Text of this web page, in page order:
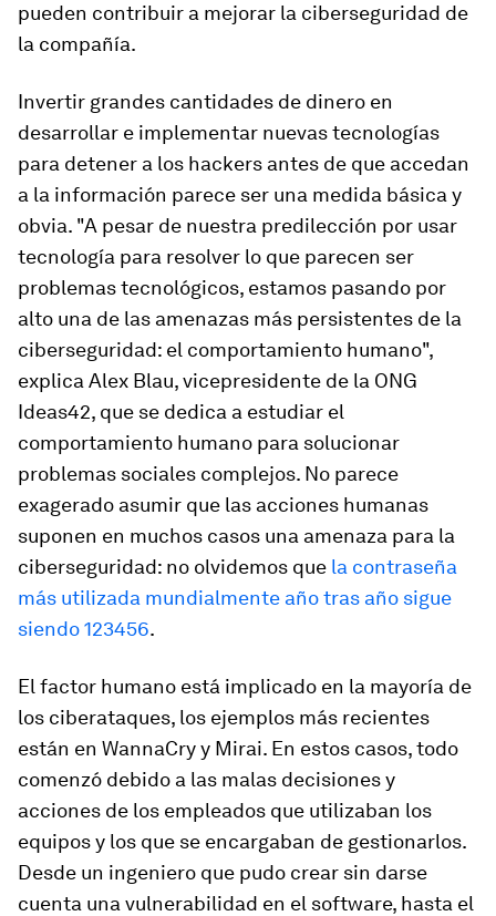
pueden contribuir a mejorar la ciberseguridad de
la compañía.
Invertir grandes cantidades de dinero en
desarrollar e implementar nuevas tecnologías
para detener a los hackers antes de que accedan
a la información parece ser una medida básica y
obvia. "A pesar de nuestra predilección por usar
tecnología para resolver lo que parecen ser
problemas tecnológicos, estamos pasando por
alto una de las amenazas más persistentes de la
ciberseguridad: el comportamiento humano",
explica Alex Blau, vicepresidente de la ONG
Ideas42, que se dedica a estudiar el
comportamiento humano para solucionar
problemas sociales complejos. No parece
exagerado asumir que las acciones humanas
suponen en muchos casos una amenaza para la
ciberseguridad: no olvidemos que la contraseña
más utilizada mundialmente año tras año sigue
siendo 123456.
El factor humano está implicado en la mayoría de
los ciberataques, los ejemplos más recientes
están en WannaCry y Mirai. En estos casos, todo
comenzó debido a las malas decisiones y
acciones de los empleados que utilizaban los
equipos y los que se encargaban de gestionarlos.
Desde un ingeniero que pudo crear sin darse
cuenta una vulnerabilidad en el software, hasta el